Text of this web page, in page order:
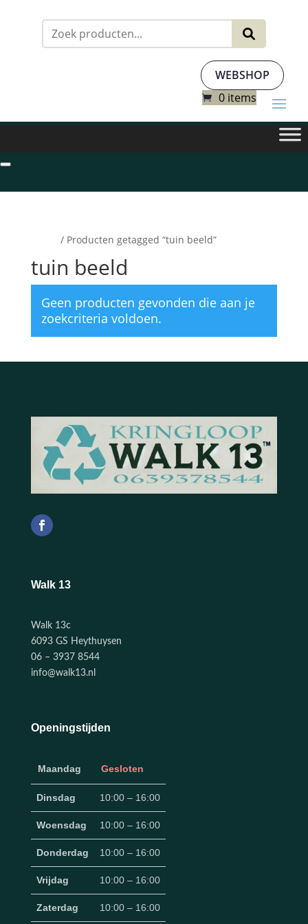
WEBSHOP
0 items
/ Producten getagged “tuin beeld”
tuin beeld
Geen producten gevonden die aan je
zoekcriteria voldoen.
Walk 13
Walk 13c
6093 GS Heythuysen
06 – 3937 8544
info@walk13.nl
Openingstijden
Maandag Gesloten
Dinsdag 10:00 – 16:00
Woensdag 10:00 – 16:00
Donderdag 10:00 – 16:00
Vrijdag 10:00 – 16:00
Zaterdag 10:00 – 16:00